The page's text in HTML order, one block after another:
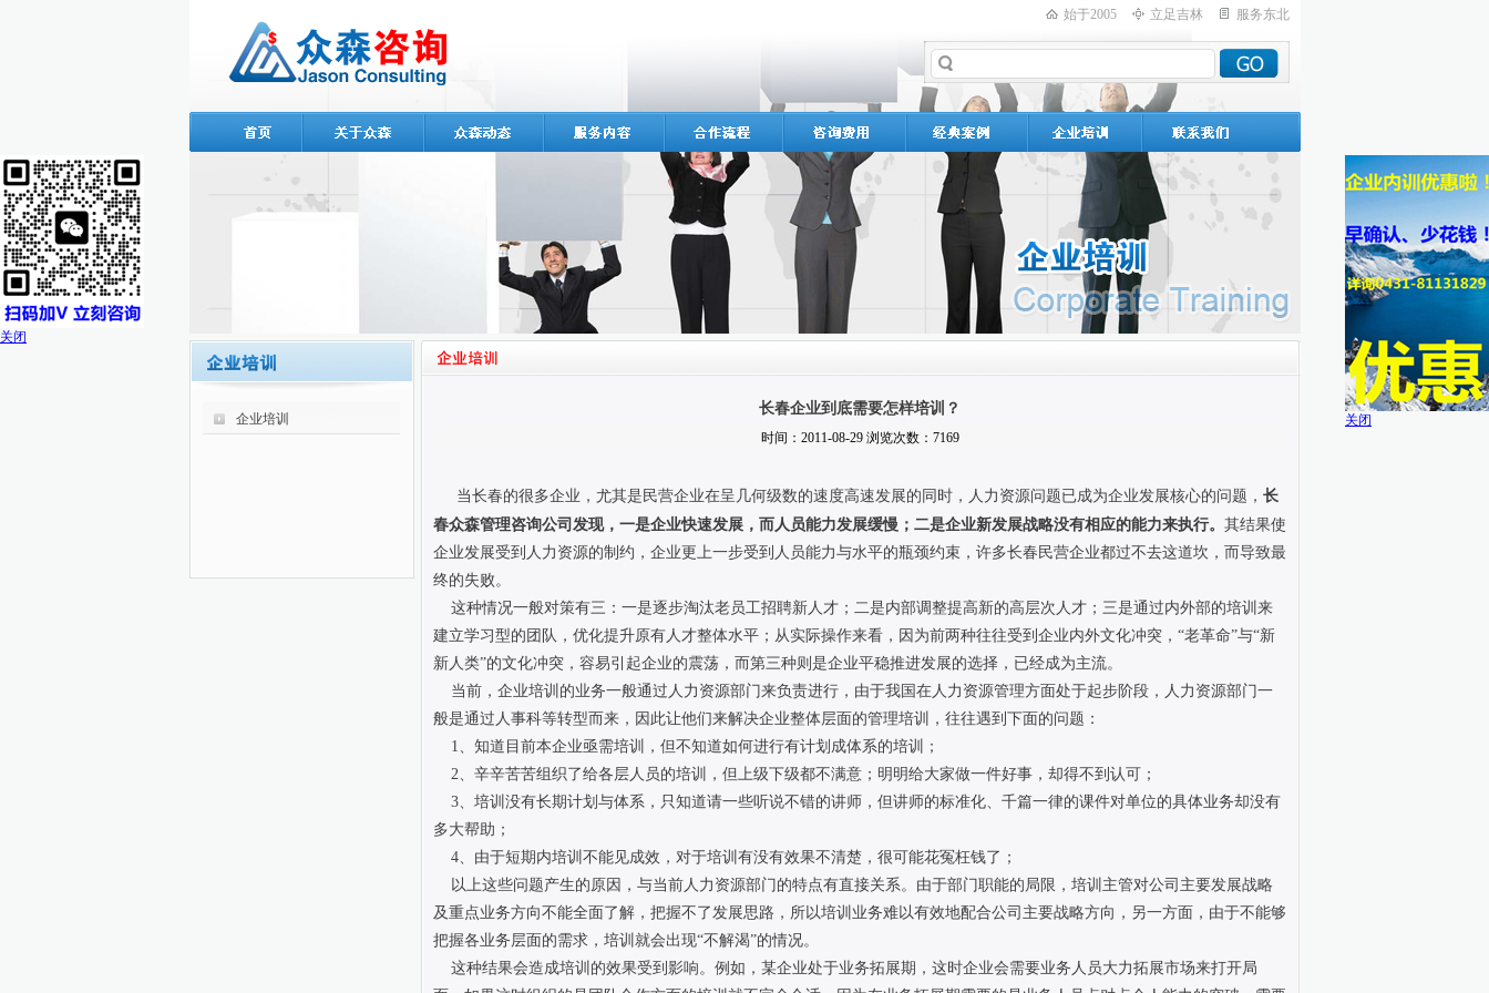
始于2005 立足吉林 服务东北
企业培训
长春企业到底需要怎样培训？
时间：2011-08-29 浏览次数：7169
当长春的很多企业，尤其是民营企业在呈几何级数的速度高速发展的同时，人力资源问题已成为企业发展核心的问题， 长
春众森管理咨询公司发现，一是企业快速发展，而人员能力发展缓慢；二是企业新发展战略没有相应的能力来执行。 其结果使
企业发展受到人力资源的制约，企业更上一步受到人员能力与水平的瓶颈约束，许多长春民营企业都过不去这道坎，而导致最
终的失败。
这种情况一般对策有三：一是逐步淘汰老员工招聘新人才；二是内部调整提高新的高层次人才；三是通过内外部的培训来
建立学习型的团队，优化提升原有人才整体水平；从实际操作来看，因为前两种往往受到企业内外文化冲突，“老革命”与“新
新人类”的文化冲突，容易引起企业的震荡，而第三种则是企业平稳推进发展的选择，已经成为主流。
当前，企业培训的业务一般通过人力资源部门来负责进行，由于我国在人力资源管理方面处于起步阶段，人力资源部门一
般是通过人事科等转型而来，因此让他们来解决企业整体层面的管理培训，往往遇到下面的问题：
1、知道目前本企业亟需培训，但不知道如何进行有计划成体系的培训；
2、辛辛苦苦组织了给各层人员的培训，但上级下级都不满意；明明给大家做一件好事，却得不到认可；
3、培训没有长期计划与体系，只知道请一些听说不错的讲师，但讲师的标准化、千篇一律的课件对单位的具体业务却没有
多大帮助；
4、由于短期内培训不能见成效，对于培训有没有效果不清楚，很可能花冤枉钱了；
以上这些问题产生的原因，与当前人力资源部门的特点有直接关系。由于部门职能的局限，培训主管对公司主要发展战略
及重点业务方向不能全面了解，把握不了发展思路，所以培训业务难以有效地配合公司主要战略方向，另一方面，由于不能够
把握各业务层面的需求，培训就会出现“不解渴”的情况。
这种结果会造成培训的效果受到影响。例如，某企业处于业务拓展期，这时企业会需要业务人员大力拓展市场来打开局
关闭
关闭